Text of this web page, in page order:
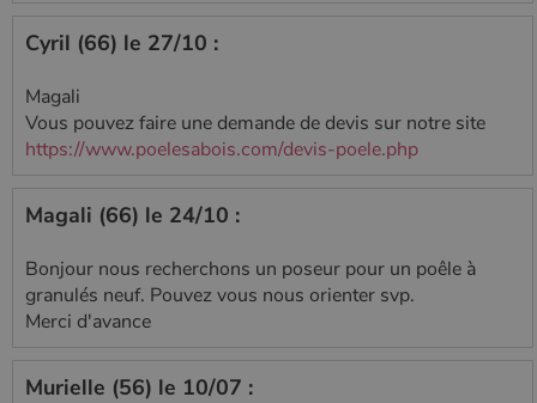
Cyril (66) le 27/10 :
Magali
Vous pouvez faire une demande de devis sur notre site
https://www.poelesabois.com/devis-poele.php
Magali (66) le 24/10 :
Bonjour nous recherchons un poseur pour un poêle à
granulés neuf. Pouvez vous nous orienter svp.
Merci d'avance
Murielle (56) le 10/07 :